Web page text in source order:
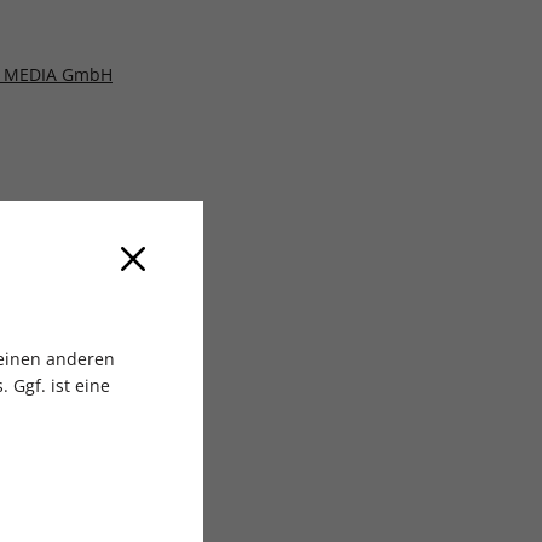
MEDIA GmbH
anderen
Ggf. ist eine